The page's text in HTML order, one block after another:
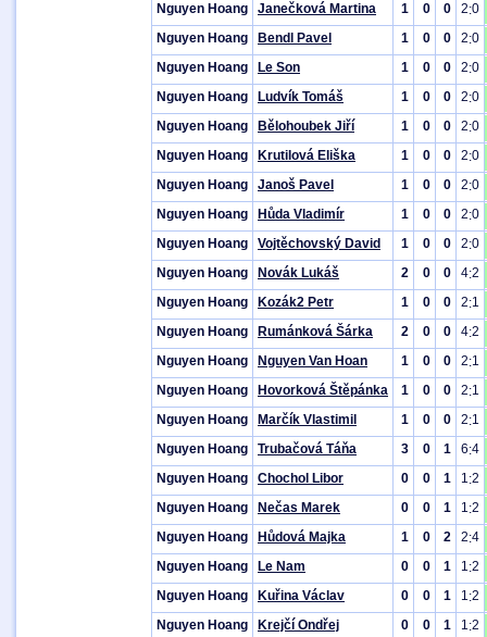
Nguyen Hoang
Janečková Martina 1 0 0 2:0
Nguyen Hoang
Bendl Pavel 1 0 0 2:0
Nguyen Hoang
Le Son 1 0 0 2:0
Nguyen Hoang
Ludvík Tomáš 1 0 0 2:0
Nguyen Hoang
Bělohoubek Jiří 1 0 0 2:0
Nguyen Hoang
Krutilová Eliška 1 0 0 2:0
Nguyen Hoang
Janoš Pavel 1 0 0 2:0
Nguyen Hoang
Hůda Vladimír 1 0 0 2:0
Nguyen Hoang
Vojtěchovský David 1 0 0 2:0
Nguyen Hoang
Novák Lukáš 2 0 0 4:2
Nguyen Hoang
Kozák2 Petr 1 0 0 2:1
Nguyen Hoang
Rumánková Šárka 2 0 0 4:2
Nguyen Hoang
Nguyen Van Hoan 1 0 0 2:1
Nguyen Hoang
Hovorková Štěpánka 1 0 0 2:1
Nguyen Hoang
Marčík Vlastimil 1 0 0 2:1
Nguyen Hoang
Trubačová Táňa 3 0 1 6:4
Nguyen Hoang
Chochol Libor 0 0 1 1:2
Nguyen Hoang
Nečas Marek 0 0 1 1:2
Nguyen Hoang
Hůdová Majka 1 0 2 2:4
Nguyen Hoang
Le Nam 0 0 1 1:2
Nguyen Hoang
Kuřina Václav 0 0 1 1:2
Nguyen Hoang
Krejčí Ondřej 0 0 1 1:2